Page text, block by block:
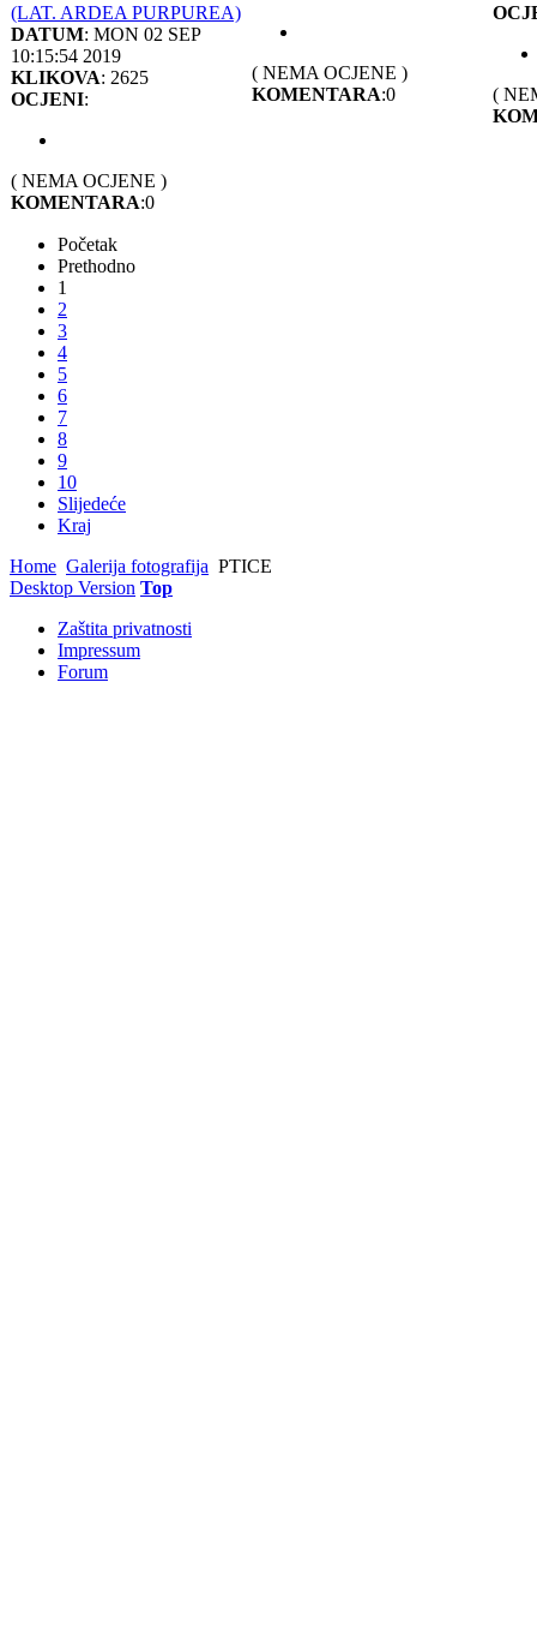
(LAT. ARDEA PURPUREA)
DATUM: MON 02 SEP
10:15:54 2019
KLIKOVA: 2625
OCJENI:
( NEMA OCJENE )
KOMENTARA:0
( NEMA OCJENE )
KOMENTARA:0
(
Početak
Prethodno
1
2
3
4
5
6
7
8
9
10
Slijedeće
Kraj
Home Galerija fotografija PTICE
Desktop Version Top
Zaštita privatnosti
Impressum
Forum